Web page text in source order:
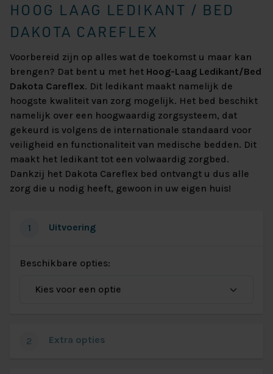
HOOG LAAG LEDIKANT / BED
DAKOTA CAREFLEX
Voorbereid zijn op alles wat de toekomst u maar kan
brengen? Dat bent u met het Hoog-Laag Ledikant/Bed
Dakota Careflex. Dit ledikant maakt namelijk de
hoogste kwaliteit van zorg mogelijk. Het bed beschikt
namelijk over een hoogwaardig zorgsysteem, dat
gekeurd is volgens de internationale standaard voor
veiligheid en functionaliteit van medische bedden. Dit
maakt het ledikant tot een volwaardig zorgbed.
Dankzij het Dakota Careflex bed ontvangt u dus alle
zorg die u nodig heeft, gewoon in uw eigen huis!
1 Uitvoering
Beschikbare opties:
2 Extra opties